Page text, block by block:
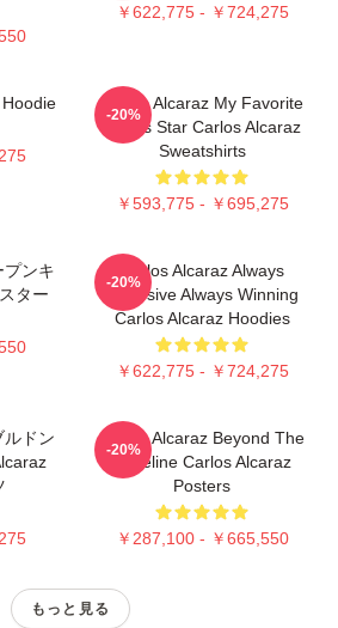
￥622,775 - ￥724,275
Carlos Alcaraz My Favorite
Tennis Star Carlos Alcaraz
Sweatshirts
￥593,775 - ￥695,275
-20%
ンキ
ター
Carlos Alcaraz Always
Explosive Always Winning
Carlos Alcaraz Hoodies
￥622,775 - ￥724,275
-20%
ドン
Carlos Alcaraz Beyond The
Baseline Carlos Alcaraz
Posters
￥287,100 - ￥665,550
-20%
もっと見る